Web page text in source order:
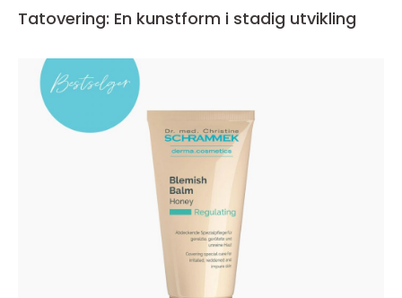
Tatovering: En kunstform i stadig utvikling